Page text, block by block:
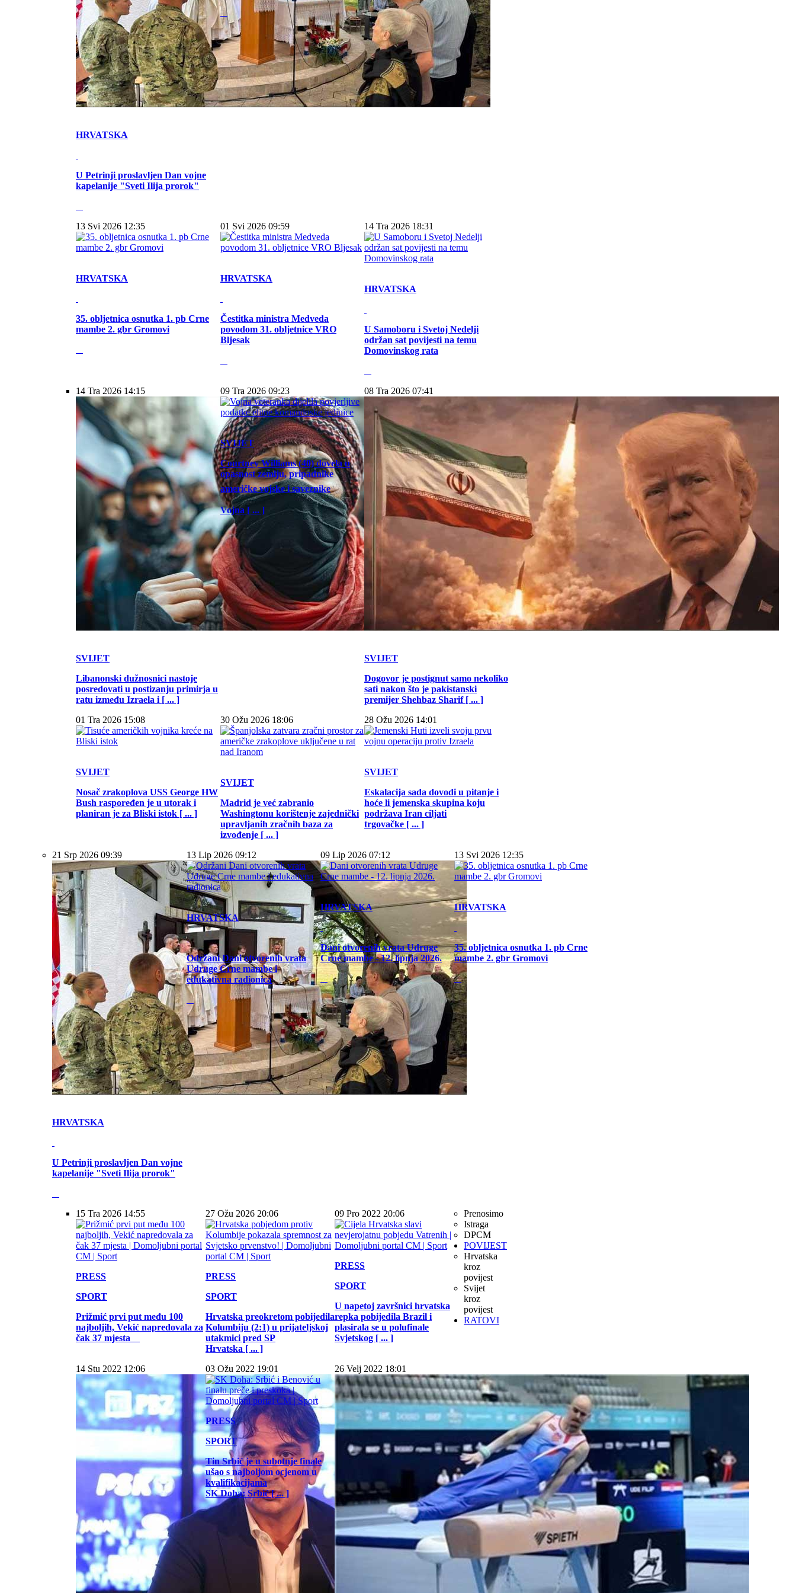
HRVATSKA
U Petrinji proslavljen Dan vojne
kapelanije "Sveti Ilija prorok"
13 Svi 2026 12:35
HRVATSKA
35. obljetnica osnutka 1. pb Crne
mambe 2. gbr Gromovi
01 Svi 2026 09:59
HRVATSKA
Čestitka ministra Medveda
povodom 31. obljetnice VRO
Bljesak
14 Tra 2026 18:31
HRVATSKA
U Samoboru i Svetoj Nedelji
održan sat povijesti na temu
Domovinskog rata
14 Tra 2026 14:15
SVIJET
Libanonski dužnosnici nastoje
posredovati u postizanju primirja u
ratu između Izraela i [ ... ]
09 Tra 2026 09:23
SVIJET
Courtney Williams (40) dovela u
opasnost zemlju, pripadnike
američke vojske i saveznike
Vojna [ ... ]
08 Tra 2026 07:41
SVIJET
Dogovor je postignut samo nekoliko
sati nakon što je pakistanski
premijer Shehbaz Sharif [ ... ]
01 Tra 2026 15:08
SVIJET
Nosač zrakoplova USS George HW
Bush raspoređen je u utorak i
planiran je za Bliski istok [ ... ]
30 Ožu 2026 18:06
SVIJET
Madrid je već zabranio
Washingtonu korištenje zajednički
upravljanih zračnih baza za
izvođenje [ ... ]
28 Ožu 2026 14:01
SVIJET
Eskalacija sada dovodi u pitanje i
hoće li jemenska skupina koju
podržava Iran ciljati
trgovačke [ ... ]
21 Srp 2026 09:39
HRVATSKA
U Petrinji proslavljen Dan vojne
kapelanije "Sveti Ilija prorok"
13 Lip 2026 09:12
HRVATSKA
Održani Dani otvorenih vrata
Udruge Crne mambe i
edukativna radionica
09 Lip 2026 07:12
HRVATSKA
Dani otvorenih vrata Udruge
Crne mambe - 12. lipnja 2026.
13 Svi 2026 12:35
HRVATSKA
35. obljetnica osnutka 1. pb Crne
mambe 2. gbr Gromovi
15 Tra 2026 14:55
PRESS
SPORT
Prižmić prvi put među 100
najboljih, Vekić napredovala za
čak 37 mjesta
27 Ožu 2026 20:06
PRESS
SPORT
Hrvatska preokretom pobijedila
Kolumbiju (2:1) u prijateljskoj
utakmici pred SP
Hrvatska [ ... ]
09 Pro 2022 20:06
PRESS
SPORT
U napetoj završnici hrvatska
repka pobijedila Brazil i
plasirala se u polufinale
Svjetskog [ ... ]
14 Stu 2022 12:06 03 Ožu 2022 19:01
PRESS
SPORT
Tin Srbić je u subotnje finale
ušao s najboljom ocjenom u
kvalifikacijama
SK Doha: Srbić [ ... ]
26 Velj 2022 18:01
Prenosimo
Istraga
DPCM
POVIJEST
Hrvatska
kroz
povijest
Svijet
kroz
povijest
RATOVI